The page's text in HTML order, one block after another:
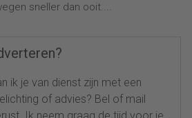
sneller dan ooit....
ik je van dienst zijn met een
of advies? Bel of mail